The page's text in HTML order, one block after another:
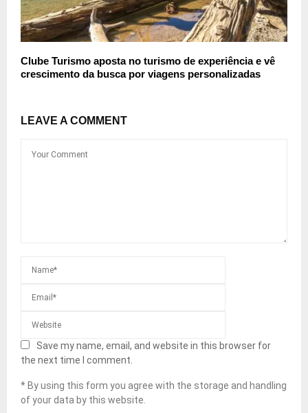
Clube Turismo aposta no turismo de experiência e vê
crescimento da busca por viagens personalizadas
LEAVE A COMMENT
Save my name, email, and website in this browser for
the next time I comment.
* By using this form you agree with the storage and handling
of your data by this website.